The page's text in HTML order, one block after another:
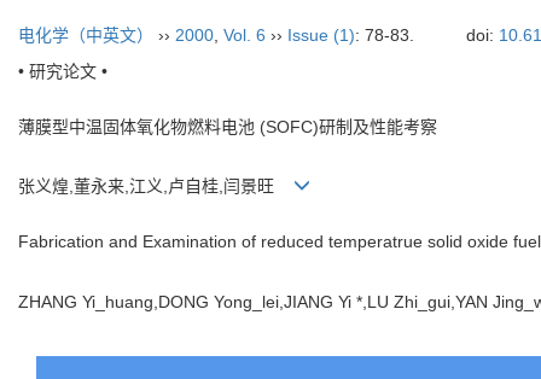
电化学（中英文） ›› 2000 Vol. 6 ›› Issue (1): 78-83. doi:
• 研究论文 •
薄膜型中温固体氧化物燃料电池 (SOFC)研制及性能考察
张义煌,董永来,江义,卢自桂,闫景旺
Fabrication and Examination of reduced temperatrue solid oxide
ZHANG Yi_huang,DONG Yong_lei,JIANG Yi *,LU Zhi_gui,YAN